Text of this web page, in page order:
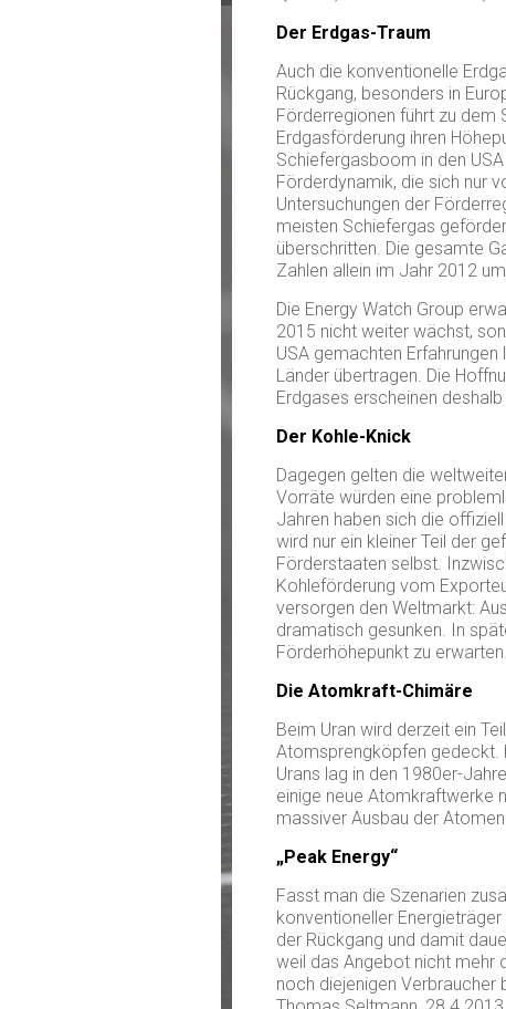
Der Erdgas-Traum
Auch die konventionelle
Rückgang, besonders in
Förderregionen führt zu
Erdgasförderung ihren
Schiefergasboom in den
Förderdynamik, die sich nur
Untersuchungen der
meisten Schiefergas
überschritten. Die gesamte
Zahlen allein im Jahr 2012
Die Energy Watch Group
2015 nicht weiter wächst,
USA gemachten
Länder übertragen. Die
Erdgases erscheinen
Der Kohle-Knick
Dagegen gelten die
Vorräte würden eine
Jahren haben sich die
wird nur ein kleiner Teil der
Förderstaaten selbst.
Kohleförderung vom
versorgen den Weltmarkt:
dramatisch gesunken. In
Förderhöhepunkt zu erwarten.
Die Atomkraft-Chimäre
Beim Uran wird derzeit ein
Atomsprengköpfen gedeckt.
Urans lag in den 1980er-
einige neue Atomkraftwerke
massiver Ausbau der
„Peak Energy“
Fasst man die Szenarien
konventioneller
der Rückgang und damit
weil das Angebot nicht mehr
noch diejenigen Verbraucher